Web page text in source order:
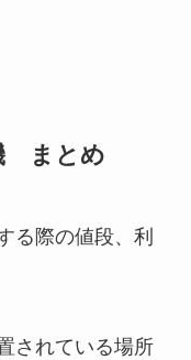
まとめ
る際の値段、利
されている場所